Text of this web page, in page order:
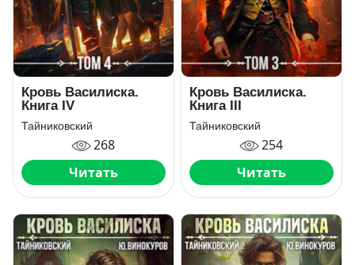
Кровь Василиска.
Книга IV
Тайниковский
268
Читать
Кровь Василиска.
Книга III
Тайниковский
254
Читать